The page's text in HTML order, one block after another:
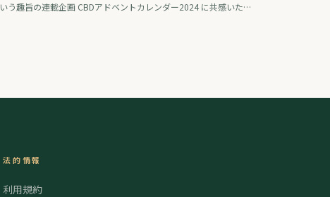
いう趣旨の連載企画 CBDアドベントカレンダー2024 に共感いた
法的情報
利用規約